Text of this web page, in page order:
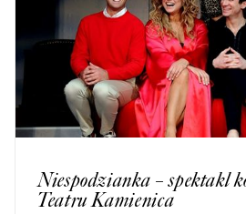
Niespodzianka – spektakl
Teatru Kamienica